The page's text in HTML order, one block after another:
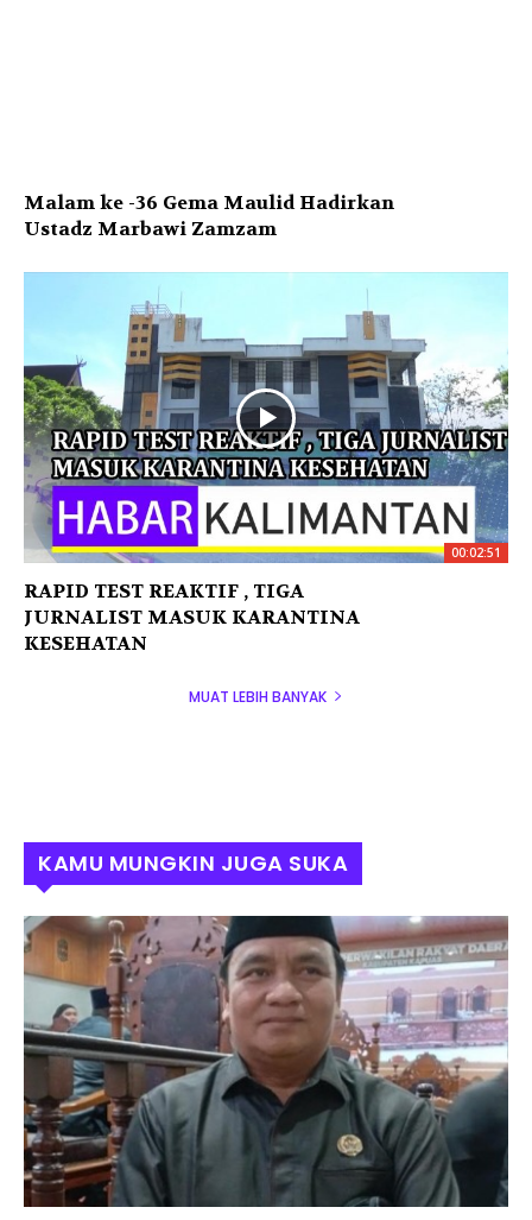
Malam ke -36 Gema Maulid Hadirkan
Ustadz Marbawi Zamzam
00:02:51
RAPID TEST REAKTIF , TIGA
JURNALIST MASUK KARANTINA
KESEHATAN
MUAT LEBIH BANYAK
KAMU MUNGKIN JUGA SUKA